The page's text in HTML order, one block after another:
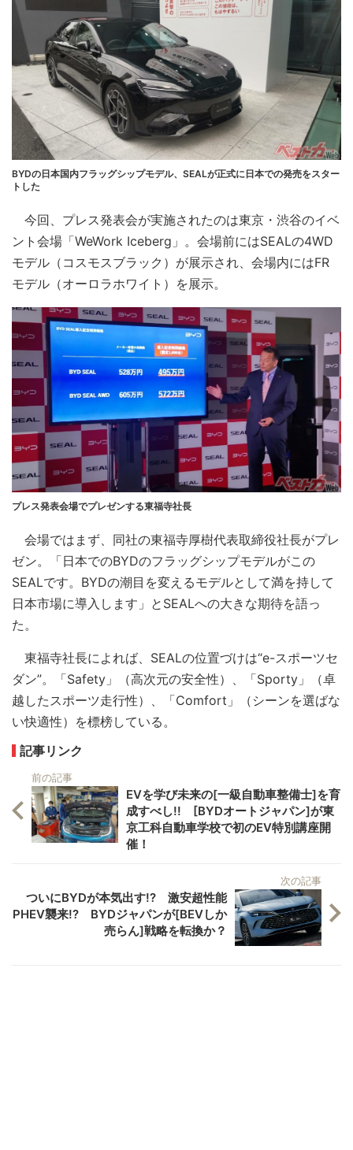
BYDの日本国内フラッグシップモデル、SEALが正式に日本での発売をスター
トした
今回、プレス発表会が実施されたのは東京・渋谷のイベ
ント会場「WeWork Iceberg」。会場前にはSEALの4WD
モデル（コスモスブラック）が展示され、会場内にはFR
モデル（オーロラホワイト）を展示。
プレス発表会場でプレゼンする東福寺社長
会場ではまず、同社の東福寺厚樹代表取締役社長がプレ
ゼン。「日本でのBYDのフラッグシップモデルがこの
SEALです。BYDの潮目を変えるモデルとして満を持して
日本市場に導入します」とSEALへの大きな期待を語っ
た。
東福寺社長によれば、SEALの位置づけは“e-スポーツセ
ダン”。「Safety」（高次元の安全性）、「Sporty」（卓
越したスポーツ走行性）、「Comfort」（シーンを選ばな
い快適性）を標榜している。
記事リンク
前の記事
EVを学び未来の[一級自動車整備士]を育
成すべし!! [BYDオートジャパン]が東
京工科自動車学校で初のEV特別講座開
催！
次の記事
ついにBYDが本気出す!? 激安超性能
PHEV襲来!? BYDジャパンが[BEVしか
売らん]戦略を転換か？